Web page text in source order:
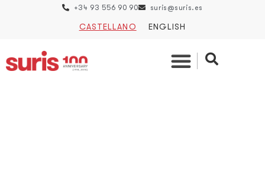
+34 93 556 90 90 suris@suris.es
CASTELLANO ENGLISH